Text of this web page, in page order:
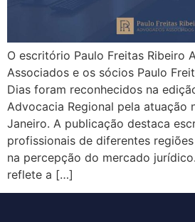
O escritório Paulo Freitas Ribeiro
Associados e os sócios Paulo
Dias foram reconhecidos na
Advocacia Regional pela atuação
Janeiro. A publicação destaca
profissionais de diferentes
na percepção do mercado
reflete a […]